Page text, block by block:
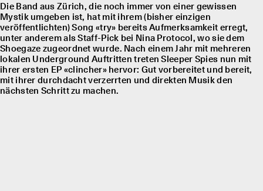
Die Band aus Zürich, die noch immer von einer gewissen
Mystik umgeben ist, hat mit ihrem (bisher einzigen
veröffentlichten) Song «try» bereits Aufmerksamkeit erregt,
unter anderem als Staff-Pick bei Nina Protocol, wo sie dem
Shoegaze zugeordnet wurde. Nach einem Jahr mit mehreren
lokalen Underground Auftritten treten Sleeper Spies nun mit
ihrer ersten EP «clincher» hervor: Gut vorbereitet und bereit,
mit ihrer durchdacht verzerrten und direkten Musik den
nächsten Schritt zu machen.